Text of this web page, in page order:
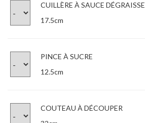
CUILLÈRE À SAUCE
17.5cm
PINCE À SUCRE
12.5cm
COUTEAU À DÉCOUPER